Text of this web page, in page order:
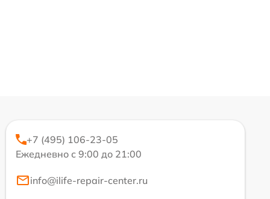
+7 (495) 106-23-05
Ежедневно с 9:00 до 21:00
info@ilife-repair-center.ru